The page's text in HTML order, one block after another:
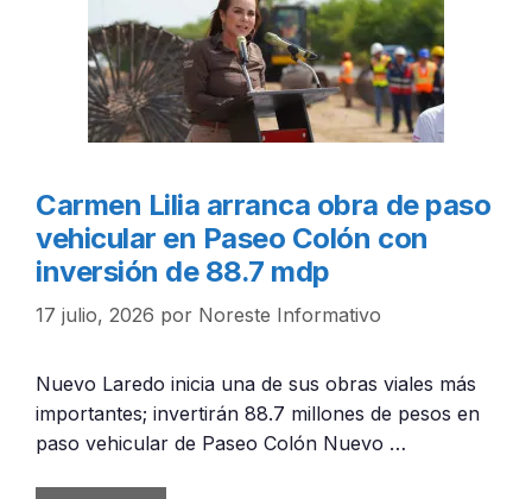
Carmen Lilia arranca obra de paso
vehicular en Paseo Colón con
inversión de 88.7 mdp
17 julio, 2026 por Noreste Informativo
Nuevo Laredo inicia una de sus obras viales más
importantes; invertirán 88.7 millones de pesos en
paso vehicular de Paseo Colón Nuevo …